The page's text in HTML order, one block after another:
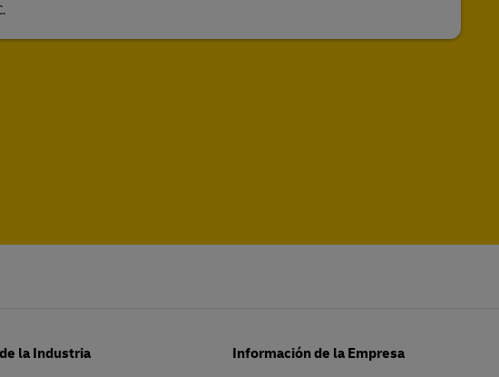
la Industria Información de la Empresa